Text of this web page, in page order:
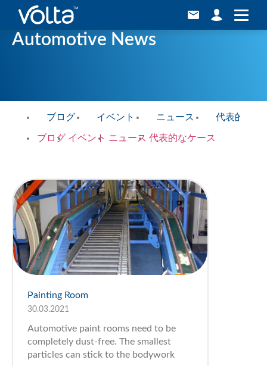
Automotive News
ブログ イベント ニュース 代表的なケ
ブログ イベント ニュース 代表的なケース
Painting Room
30.03.2021
Automotive paint rooms need to be
completely dust-free. The smallest
particles can stick to the bodywork